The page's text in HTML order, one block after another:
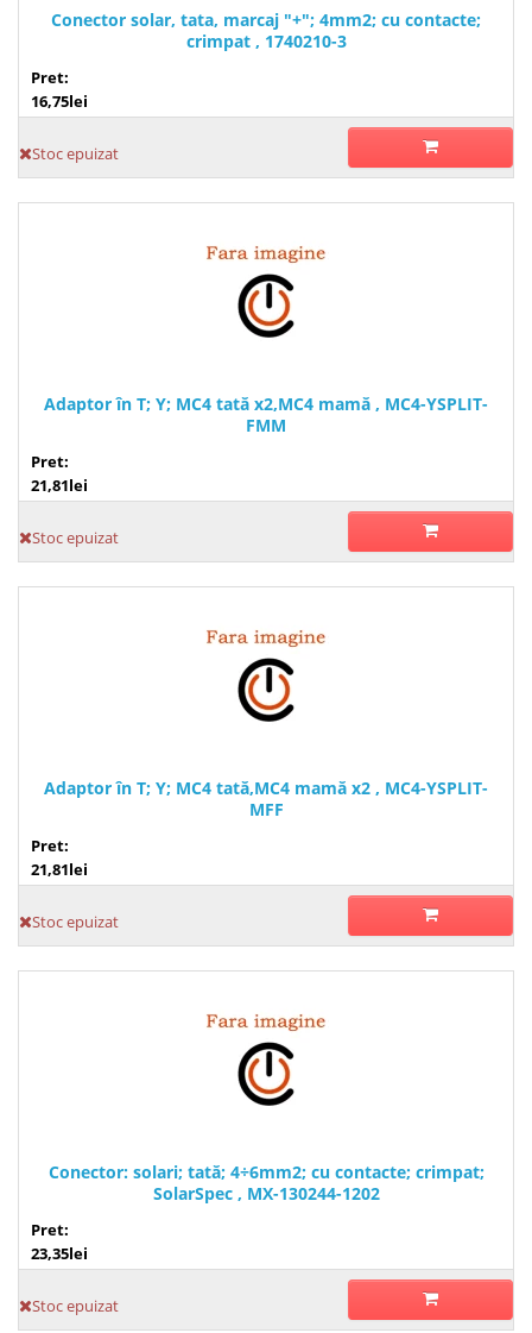
Conector solar, tata, marcaj "+"; 4mm2; cu contacte;
crimpat , 1740210-3
Pret:
16,75lei
Stoc epuizat
Adaptor în T; Y; MC4 tată x2,MC4 mamă , MC4-YSPLIT-
FMM
Pret:
21,81lei
Stoc epuizat
Adaptor în T; Y; MC4 tată,MC4 mamă x2 , MC4-YSPLIT-
MFF
Pret:
21,81lei
Stoc epuizat
Conector: solari; tată; 4÷6mm2; cu contacte; crimpat;
SolarSpec , MX-130244-1202
Pret:
23,35lei
Stoc epuizat